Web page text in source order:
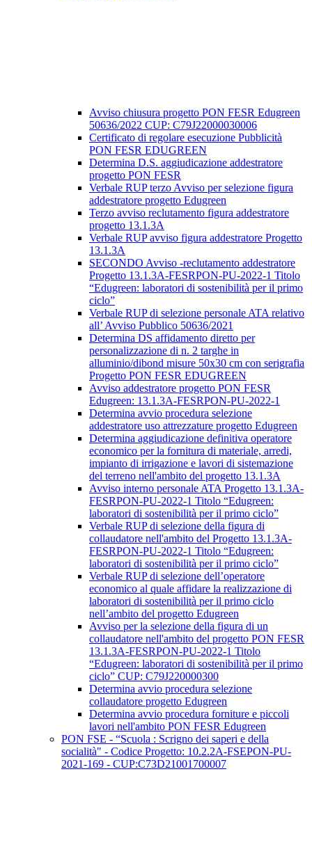
Avviso chiusura progetto PON FESR Edugreen
50636/2022 CUP: C79J22000030006
Certificato di regolare esecuzione Pubblicità
PON FESR EDUGREEN
Determina D.S. aggiudicazione addestratore
progetto PON FESR
Verbale RUP terzo Avviso per selezione figura
addestratore progetto Edugreen
Terzo avviso reclutamento figura addestratore
progetto 13.1.3A
Verbale RUP avviso figura addestratore Progetto
13.1.3A
SECONDO Avviso -reclutamento addestratore
Progetto 13.1.3A-FESRPON-PU-2022-1 Titolo
“Edugreen: laboratori di sostenibilità per il primo
ciclo”
Verbale RUP di selezione personale ATA relativo
all’ Avviso Pubblico 50636/2021
Determina DS affidamento diretto per
personalizzazione di n. 2 targhe in
alluminio/dibond misure 50x30 cm con serigrafia
Progetto PON FESR EDUGREEN
Avviso addestratore progetto PON FESR
Edugreen: 13.1.3A-FESRPON-PU-2022-1
Determina avvio procedura selezione
addestratore uso attrezzature progetto Edugreen
Determina aggiudicazione definitiva operatore
economico per la fornitura di materiale, arredi,
impianto di irrigazione e lavori di sistemazione
del terreno nell'ambito del progetto 13.1.3A
Avviso interno personale ATA Progetto 13.1.3A-
FESRPON-PU-2022-1 Titolo “Edugreen:
laboratori di sostenibilità per il primo ciclo”
Verbale RUP di selezione della figura di
collaudatore nell'ambito del Progetto 13.1.3A-
FESRPON-PU-2022-1 Titolo “Edugreen:
laboratori di sostenibilità per il primo ciclo”
Verbale RUP di selezione dell’operatore
economico al quale affidare la realizzazione di
laboratori di sostenibilità per il primo ciclo
nell’ambito del progetto Edugreen
Avviso per la selezione della figura di un
collaudatore nell'ambito del progetto PON FESR
13.1.3A-FESRPON-PU-2022-1 Titolo
“Edugreen: laboratori di sostenibilità per il primo
ciclo” CUP: C79J220000300
Determina avvio procedura selezione
collaudatore progetto Edugreen
Determina avvio procedura forniture e piccoli
lavori nell'ambito PON FESR Edugreen
PON FSE - “Scuola : Scrigno dei saperi e della
socialità" - Codice Progetto: 10.2.2A-FSEPON-PU-
2021-169 - CUP:C73D21001700007